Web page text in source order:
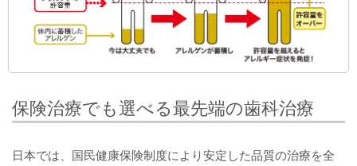
保険治療でも選べる最先端の歯科治療
日本では、国民健康保険制度により安定した品質の治療を全